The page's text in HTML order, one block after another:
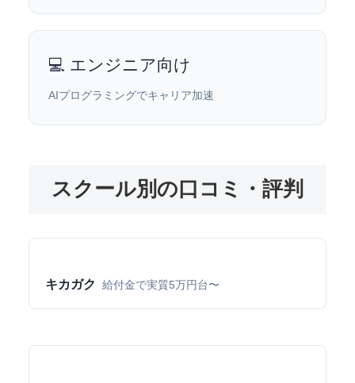
💻 エンジニア向け
AIプログラミングでキャリア加速
スクール別の口コミ・評判
キカガク 給付金で実質5万円台〜